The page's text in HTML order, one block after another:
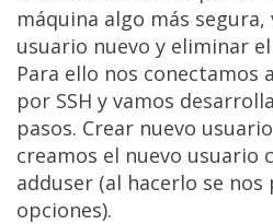
máquina algo más
usuario nuevo y eliminar
Para ello nos conectamos
por SSH y vamos
pasos. Crear nuevo
creamos el nuevo usuario
adduser (al hacerlo se
opciones).